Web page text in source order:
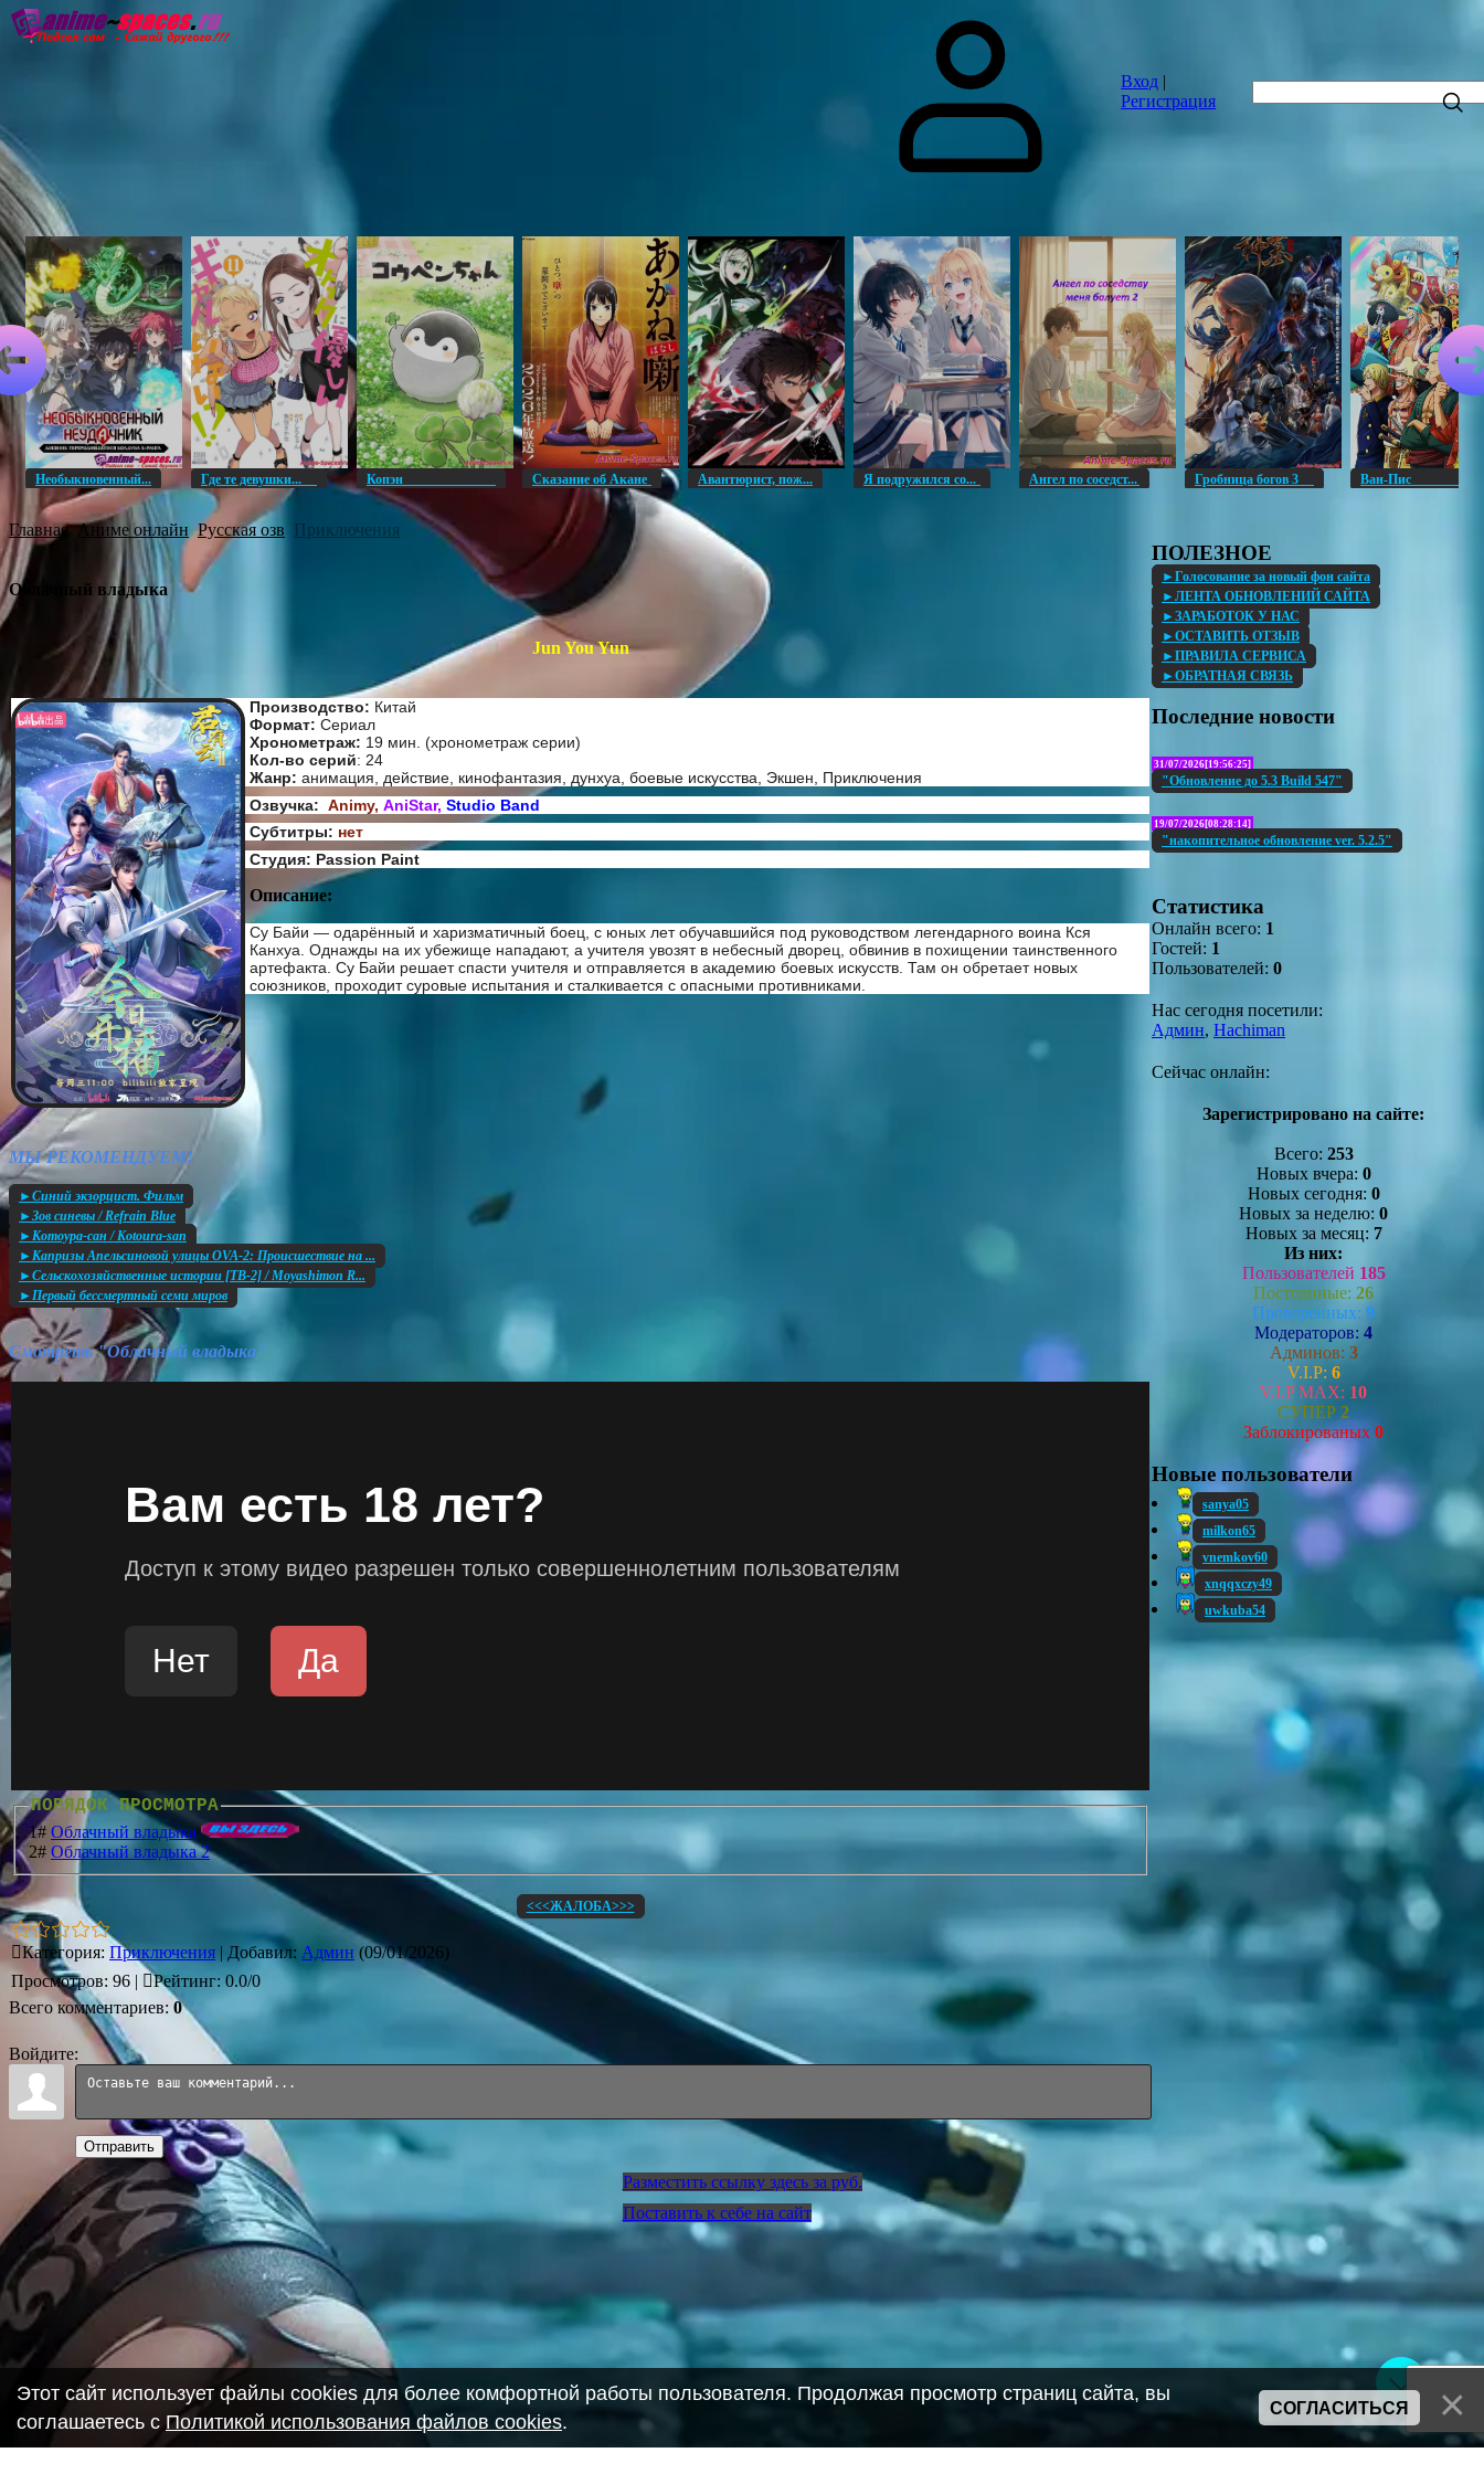
Вход |
Регистрация
Необыкновенный... Где те девушки... Копэн Сказание об Акане Авантюрист, пож... Я подружился со... Ангел по соседст... Гробница богов 3 Ван-
Главная Аниме онлайн Русская озв Приключения
Облачный владыка
Jun You Yun
Производство: Китай
Формат: Сериал
Хронометраж: 19 мин. (хронометраж серии)
Кол-во серий: 24
Жанр: анимация, действие, кинофантазия, дунхуа, боевые искусства, Экшен, Приключения
Озвучка: Animy, AniStar, Studio Band
Субтитры: нет
Студия: Passion Paint
Описание:
Су Байи — одарённый и харизматичный боец, с юных лет обучавшийся под руководством легендарного воина Кся
Канхуа. Однажды на их убежище нападают, а учителя увозят в небесный дворец, обвинив в похищении таинственного
артефакта. Су Байи решает спасти учителя и отправляется в академию боевых искусств. Там он обретает новых
союзников, проходит суровые испытания и сталкивается с опасными противниками.
МЫ РЕКОМЕНДУЕМ!
►Синий экзорцист. Фильм
►Зов синевы / Refrain Blue
►Котоура-сан / Kotoura-san
►Капризы Апельсиновой улицы OVA-2: Происшествие на ...
►Сельскохозяйственные истории [ТВ-2] / Moyashimon R...
►Первый бессмертный семи миров
Смотреть "Облачный владыка"
ПОРЯДОК ПРОСМОТРА
1# Облачный владыка
2# Облачный владыка 2
<<<ЖАЛОБА>>>
Категория: Приключения | Добавил: Админ (09/01/2026)
Просмотров: 96 | Рейтинг: 0.0/0
Всего комментариев: 0
Войдите:
Отправить
ПОЛЕЗНОЕ
►Голосование за новый фон сайта
►ЛЕНТА ОБНОВЛЕНИЙ САЙТА
►ЗАРАБОТОК У НАС
►ОСТАВИТЬ ОТЗЫВ
►ПРАВИЛА СЕРВИСА
►ОБРАТНАЯ СВЯЗЬ
Последние новости
31/07/2026[19:56:25]
"Обновление до 5.3 Build 547"
19/07/2026[08:28:14]
"накопительное обновление ver. 5.2.5"
Статистика
Онлайн всего: 1
Гостей: 1
Пользователей: 0
Нас сегодня посетили:
Админ, Hachiman
Сейчас онлайн:
Зарегистрировано на сайте:
Всего: 253
Новых вчера: 0
Новых сегодня: 0
Новых за неделю: 0
Новых за месяц: 7
Из них:
Пользователей 185
Постоянные: 26
Проверенных: 9
Модераторов: 4
Админов: 3
V.I.P: 6
V.I.P MAX: 10
СУПЕР 2
Заблокированых 0
Новые пользователи
sanya05
milkon65
vnemkov60
xnqqxczy49
uwkuba54
Разместить ссылку здесь за руб.
Поставить к себе на сайт
Этот сайт использует файлы cookies для более комфортной работы пользователя. Продолжая просмотр страниц сайта, вы
соглашаетесь с Политикой использования файлов cookies.
СОГЛАСИТЬСЯ